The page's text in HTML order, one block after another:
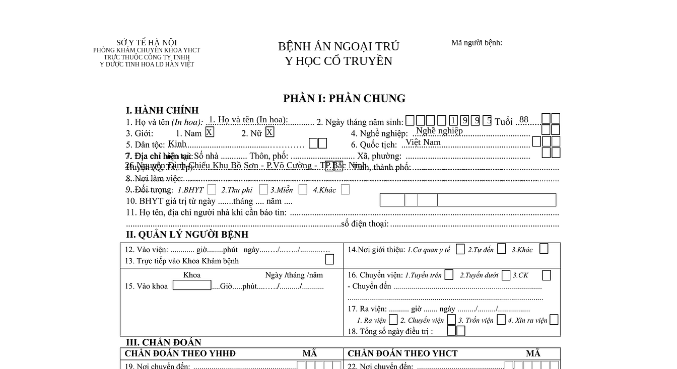
SỞ Y TẾ HÀ NỘI
PHÒNG KHÁM CHUYÊN KHOA YHCT
TRỰC THUỘC CÔNG TY TNHH
Y DƯỢC TINH HOA LD HÀN VIỆT
BỆNH ÁN NGOẠI TRÚ
Y HỌC CỔ TRUYỀN
Mã người bệnh:
1. Họ và tên (In hoa): 1 9 9 5 88
X X
Nghề nghiệp
Việt Nam
Kinh
7. Địa chỉ hiện tại:
......................................................................................................................................................
....................................................................................................................................................................
..................
26 Nguyễn Đình Chiểu Khu Bồ Sơn - P.Võ Cường - TP.Bắc Ninh